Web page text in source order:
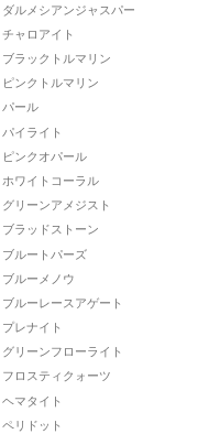
ダルメシアンジャスパー
チャロアイト
ブラックトルマリン
ピンクトルマリン
パール
パイライト
ピンクオパール
ホワイトコーラル
グリーンアメジスト
ブラッドストーン
ブルートパーズ
ブルーメノウ
ブルーレースアゲート
プレナイト
グリーンフローライト
フロスティクォーツ
ヘマタイト
ペリドット